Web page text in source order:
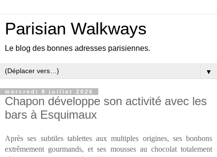
Parisian Walkways
Le blog des bonnes adresses parisiennes.
▼
mercredi 8 juillet 2026
Chapon développe son activité avec les
bars à Esquimaux
Après ses subtiles tablettes aux multiples origines, ses bonbons
extrêmement gourmands, et ses mousses au chocolat totalement